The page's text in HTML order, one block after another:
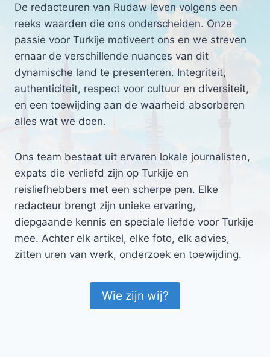
De redacteuren van Rudaw leven volgens een
reeks waarden die ons onderscheiden. Onze
passie voor Turkije motiveert ons en we streven
ernaar de verschillende nuances van dit
dynamische land te presenteren. Integriteit,
authenticiteit, respect voor cultuur en diversiteit,
en een toewijding aan de waarheid absorberen
alles wat we doen.
Ons team bestaat uit ervaren lokale journalisten,
expats die verliefd zijn op Turkije en
reisliefhebbers met een scherpe pen. Elke
redacteur brengt zijn unieke ervaring,
diepgaande kennis en speciale liefde voor Turkije
mee. Achter elk artikel, elke foto, elk advies,
zitten uren van werk, onderzoek en toewijding.
Wie zijn wij?